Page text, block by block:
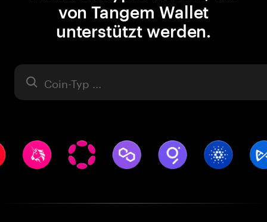
von Tangem Wallet
unterstützt werden.
Asset